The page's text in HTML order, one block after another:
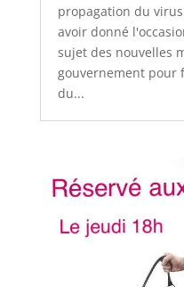
propagation du
avoir donné
sujet des nouvelles
gouvernement pour
du...